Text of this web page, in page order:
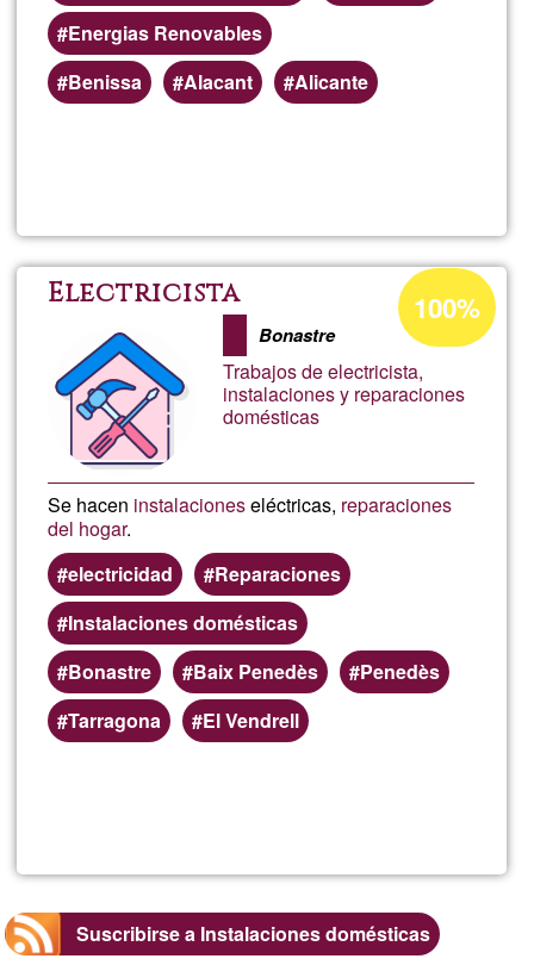
Energias Renovables
Benissa
Alacant Alicante
Jose
Antonio
Electricista
Bonastre
Trabajos de electricista,
instalaciones y reparaciones
domésticas
Se hacen instalacioneseléctricas, reparaciones
del hogar.
electricidad
Reparaciones
Instalaciones domésticas
Bonastre
Baix Penedès
Penedès
Tarragona
El Vendrell
Porcentaje
de
aceptación
de
100%
Suscribirse a Instalaciones domésticas